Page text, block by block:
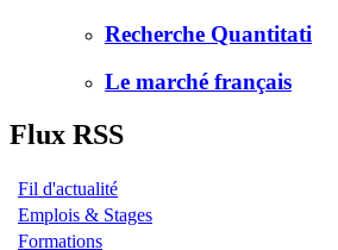
Recherche Quantitati
Le marché français
Flux RSS
Fil d'actualité
Emplois & Stages
Formations